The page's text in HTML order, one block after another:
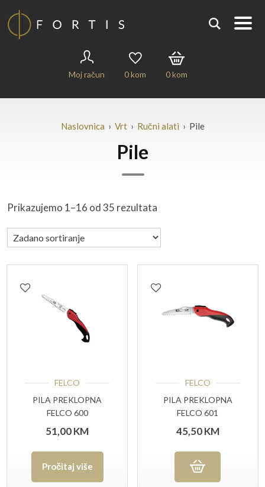
Moj račun 0kom 0kom
Naslovnica › Vrt› Ručni alati › Pile
Pile
Prikazujemo 1–16 od 35 rezultata
FELCO
PILA PREKLOPNA
FELCO 600
51,00KM
Pročitaj više
FELCO
PILA PREKLOPNA
FELCO 601
45,50KM